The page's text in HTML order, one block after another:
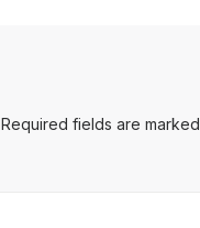
Required fields are marked